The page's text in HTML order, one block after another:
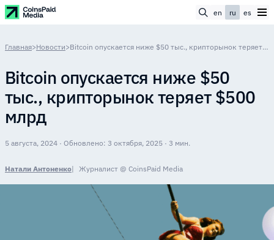
en ru es
Главная>Новости> Bitcoin опускается ниже $50 тыс., крипторынок теряет $500 млрд
Bitcoin опускается ниже $50
тыс., крипторынок теряет $500
млрд
5 августа, 2024 · Обновлено: 3 октября, 2025 · 3 мин.
Натали Антоненко Журналист @ CoinsPaid Media